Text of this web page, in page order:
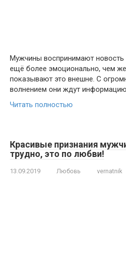
Мужчины воспринимают
ещё более эмоционально, чем
показывают это внешне. С
волнением они ждут
Читать полностью
Красивые признания
трудно, это по любви!
13.09.2019 Любовь vernatnik